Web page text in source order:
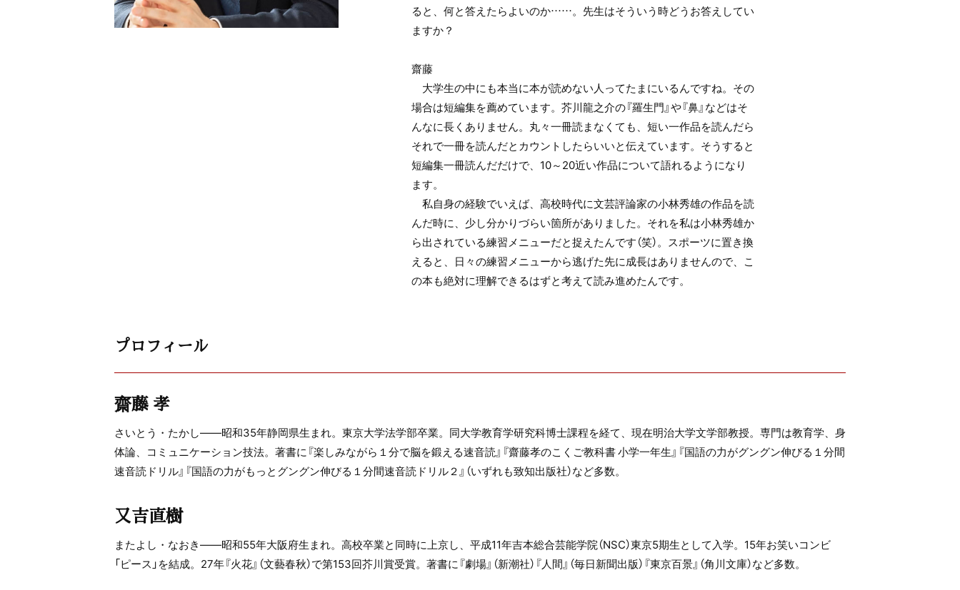
ると、何と答えたらよいのか……。先生はそういう時どうお答えしてい
ますか？
齋藤
大学生の中にも本当に本が読めない人ってたまにいるんですね。その
場合は短編集を薦めています。芥川龍之介の『羅生門』や『鼻』などはそ
んなに長くありません。丸々一冊読まなくても、短い一作品を読んだら
それで一冊を読んだとカウントしたらいいと伝えています。そうすると
短編集一冊読んだだけで、10～20近い作品について語れるようになり
ます。
私自身の経験でいえば、高校時代に文芸評論家の小林秀雄の作品を読
んだ時に、少し分かりづらい箇所がありました。それを私は小林秀雄か
ら出されている練習メニューだと捉えたんです（笑）。スポーツに置き換
えると、日々の練習メニューから逃げた先に成長はありませんので、こ
の本も絶対に理解できるはずと考えて読み進めたんです。
プロフィール
齋藤 孝
さいとう・たかし――昭和35年静岡県生まれ。東京大学法学部卒業。同大学教育学研究科博士課程を経て、現在明治大学文学部教授。専門は教育学、身
体論、コミュニケーション技法。著書に『楽しみながら１分で脳を鍛える速音読』『齋藤孝のこくご教科書 小学一年生』『国語の力がグングン伸びる１分間
速音読ドリル』『国語の力がもっとグングン伸びる１分間速音読ドリル２』（いずれも致知出版社）など多数。
又吉直樹
またよし・なおき――昭和55年大阪府生まれ。高校卒業と同時に上京し、平成11年吉本総合芸能学院（NSC）東京5期生として入学。15年お笑いコンビ
「ピース」を結成。27年『火花』（文藝春秋）で第153回芥川賞受賞。著書に『劇場』（新潮社）『人間』（毎日新聞出版）『東京百景』（角川文庫）など多数。